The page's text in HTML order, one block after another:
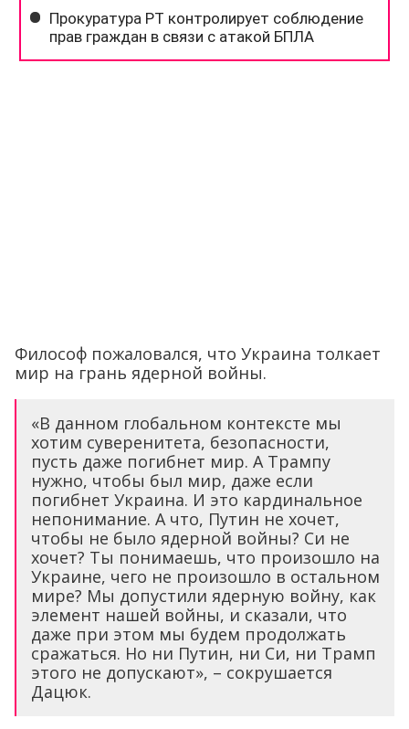
Философ пожаловался, что Украина толкает
мир на грань ядерной войны.
«В данном глобальном контексте мы
хотим суверенитета, безопасности,
пусть даже погибнет мир. А Трампу
нужно, чтобы был мир, даже если
погибнет Украина. И это кардинальное
непонимание. А что, Путин не хочет,
чтобы не было ядерной войны? Си не
хочет? Ты понимаешь, что произошло на
Украине, чего не произошло в остальном
мире? Мы допустили ядерную войну, как
элемент нашей войны, и сказали, что
даже при этом мы будем продолжать
сражаться. Но ни Путин, ни Си, ни Трамп
этого не допускают», – сокрушается
Дацюк.